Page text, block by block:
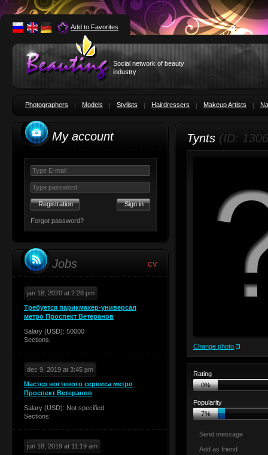
Add to Favorites
Social network of beauty
industry
Photographers Models Stylists Hairdressers Makeup Artists
My account
Registration
Forgot password?
Jobs CV
jan 18, 2020 at 2:28 pm
Требуется парикмахер-универсал
метро Проспект Ветеранов
Salary (USD): 50000
Sections:
dec 9, 2019 at 3:45 pm
Мастер ногтевого сервиса метро
Проспект Ветеранов
Salary (USD): Not specified
Sections:
jun 18, 2019 at 11:19 am
Tynts (ID:
Change photo
Rating
0%
Popularity
7%
Send message
Add as friend